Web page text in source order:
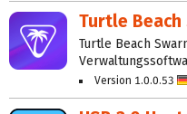
Turtle Beach
Turtle Beach
Version 1.0.0.53